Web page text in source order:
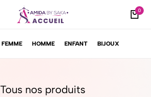
0
FEMME HOMME ENFANT BIJOUX
Tous nos produits